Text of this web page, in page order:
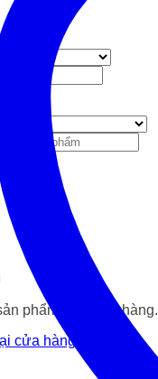
phẩm trong giỏ hàng.
cửa hàng